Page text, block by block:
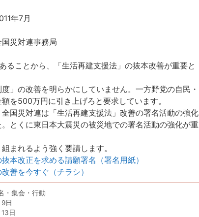
月
務局
ることから、「生活再建支援法」の抜本改善が重要と
」の改善を明らかにしていません。一方野党の自民・
を500万円に引き上げろと要求しています。
国災対連は「生活再建支援法」改善の署名活動の強化
とくに東日本大震災の被災地での署名活動の強化が重
まれるよう強く要請します。
本改正を求める請願署名（署名用紙）
善を今すぐ（チラシ）
・集会・行動
日
日